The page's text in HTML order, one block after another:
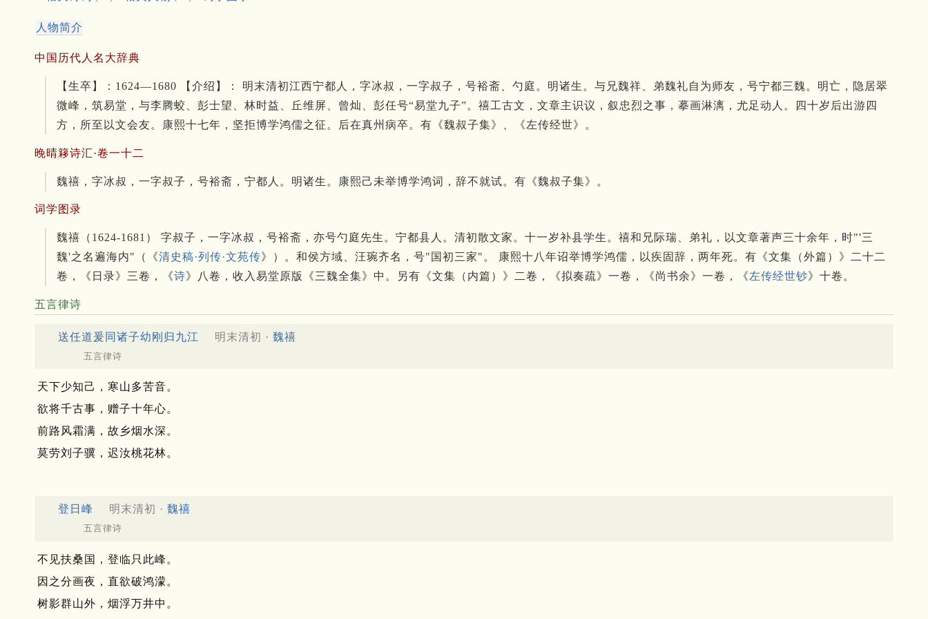
人物简介
中国历代人名大辞典
【生卒】：1624—1680 【介绍】： 明末清初江西宁都人，字冰叔，一字叔子，号裕斋、勺庭。明诸生。与兄魏祥、弟魏礼自为师友，号宁都三魏。明亡，隐居翠
微峰，筑易堂，与李腾蛟、彭士望、林时益、丘维屏、曾灿、彭任号“易堂九子”。禧工古文，文章主识议，叙忠烈之事，摹画淋漓，尤足动人。四十岁后出游四
方，所至以文会友。康熙十七年，坚拒博学鸿儒之征。后在真州病卒。有《魏叔子集》、《左传经世》。
晚晴簃诗汇·卷一十二
魏禧，字冰叔，一字叔子，号裕斋，宁都人。明诸生。康熙己未举博学鸿词，辞不就试。有《魏叔子集》。
词学图录
魏禧（1624-1681） 字叔子，一字冰叔，号裕斋，亦号勺庭先生。宁都县人。清初散文家。十一岁补县学生。禧和兄际瑞、弟礼，以文章著声三十余年，时"'三
魏'之名遍海内"（《清史稿·列传·文苑传》）。和侯方域、汪琬齐名，号"国初三家"。 康熙十八年诏举博学鸿儒，以疾固辞，两年死。有《文集（外篇）》二十二
卷，《日录》三卷，《诗》八卷，收入易堂原版《三魏全集》中。另有《文集（内篇）》二卷，《拟奏疏》一卷，《尚书余》一卷，《左传经世钞》十卷。
五言律诗
送任道爰同诸子幼刚归九江 明末清初 · 魏禧
五言律诗
天下少知己，寒山多苦音。
欲将千古事，赠子十年心。
前路风霜满，故乡烟水深。
莫劳刘子骥，迟汝桃花林。
登日峰 明末清初 · 魏禧
五言律诗
不见扶桑国，登临只此峰。
因之分画夜，直欲破鸿濛。
树影群山外，烟浮万井中。